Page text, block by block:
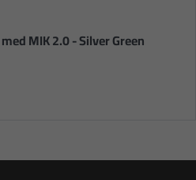
MIK 2.0 - Silver Green